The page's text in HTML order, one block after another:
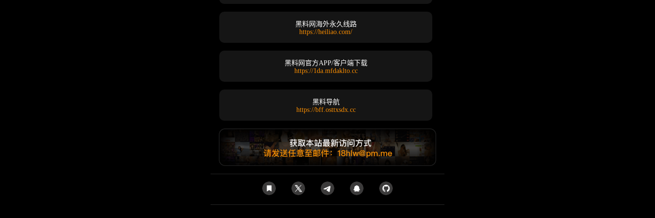
黑料网海外永久线路
https://heiliao.com/
黑料网官方APP/客户端下载
https://1da.mfdaklto.cc
黑料导航
https://bff.osttxsdx.cc